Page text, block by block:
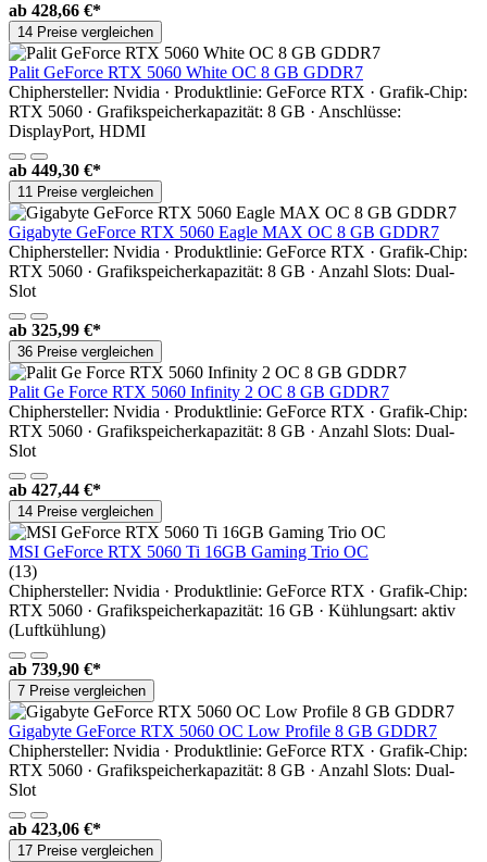
ab 428,66 €*
14 Preise vergleichen
Palit GeForce RTX 5060 White OC 8 GB GDDR7
Chiphersteller: Nvidia · Produktlinie: GeForce RTX · Grafik-Chip:
RTX 5060 · Grafikspeicherkapazität: 8 GB · Anschlüsse:
DisplayPort, HDMI
ab 449,30 €*
11 Preise vergleichen
Gigabyte GeForce RTX 5060 Eagle MAX OC 8 GB GDDR7
Chiphersteller: Nvidia · Produktlinie: GeForce RTX · Grafik-Chip:
RTX 5060 · Grafikspeicherkapazität: 8 GB · Anzahl Slots: Dual-
Slot
ab 325,99 €*
36 Preise vergleichen
Palit Ge Force RTX 5060 Infinity 2 OC 8 GB GDDR7
Chiphersteller: Nvidia · Produktlinie: GeForce RTX · Grafik-Chip:
RTX 5060 · Grafikspeicherkapazität: 8 GB · Anzahl Slots: Dual-
Slot
ab 427,44 €*
14 Preise vergleichen
MSI GeForce RTX 5060 Ti 16GB Gaming Trio OC
(13)
Chiphersteller: Nvidia · Produktlinie: GeForce RTX · Grafik-Chip:
RTX 5060 · Grafikspeicherkapazität: 16 GB · Kühlungsart: aktiv
(Luftkühlung)
ab 739,90 €*
7 Preise vergleichen
Gigabyte GeForce RTX 5060 OC Low Profile 8 GB GDDR7
Chiphersteller: Nvidia · Produktlinie: GeForce RTX · Grafik-Chip:
RTX 5060 · Grafikspeicherkapazität: 8 GB · Anzahl Slots: Dual-
Slot
ab 423,06 €*
17 Preise vergleichen